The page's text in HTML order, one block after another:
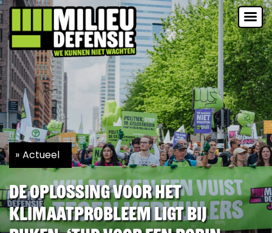
Actueel
De oplossing voor het
klimaatprobleem ligt bij